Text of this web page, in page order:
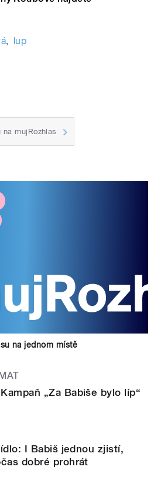
, lup
mujRozhlas
na jednom místě
„Za Babiše bylo líp“
I Babiš jednou zjistí,
dobré prohrát